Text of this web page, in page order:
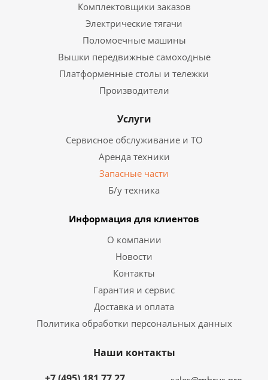
Комплектовщики заказов
Электрические тягачи
Поломоечные машины
Вышки передвижные самоходные
Платформенные столы и тележки
Производители
Услуги
Сервисное обслуживание и ТО
Аренда техники
Запасные части
Б/у техника
Информация для клиентов
О компании
Новости
Контакты
Гарантия и сервис
Доставка и оплата
Политика обработки персональных данных
Наши контакты